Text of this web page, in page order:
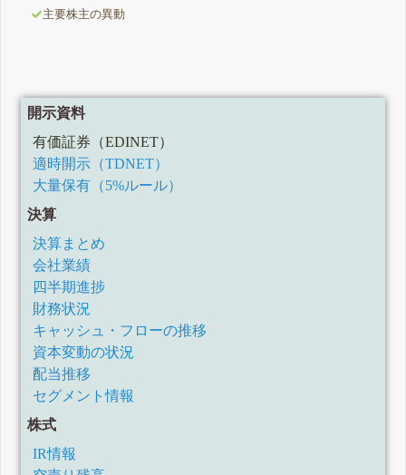
主要株主の異動
開示資料
有価証券（EDINET）
適時開示（TDNET）
大量保有（5%ルール）
決算
決算まとめ
会社業績
四半期進捗
財務状況
キャッシュ・フローの推移
資本変動の状況
配当推移
セグメント情報
株式
IR情報